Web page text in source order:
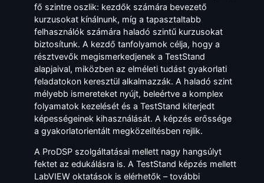
fő szintre oszlik: kezdők számára bevezető
kurzusokat kínálnunk, míg a tapasztaltabb
felhasználók számára haladó szintű kurzusokat
biztosítunk. A kezdő tanfolyamok célja, hogy a
résztvevők megismerkedjenek a TestStand
alapjaival, miközben az elméleti tudást gyakorlati
feladatokon keresztül alkalmazzák. A haladó szint
mélyebb ismereteket nyújt, beleértve a komplex
folyamatok kezelését és a TestStand kiterjedt
képességeinek kihasználását. A képzés erőssége
a gyakorlatorientált megközelítésben rejlik.
A ProDSP szolgáltatásai mellett nagy hangsúlyt
fektet az edukálásra is. A TestStand képzés mellett
LabVIEW oktatások is elérhetők – további